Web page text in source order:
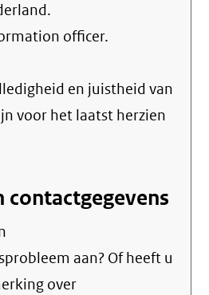
officer.
en juistheid van
voor het laatst herzien
contactgegevens
aan? Of heeft u
over